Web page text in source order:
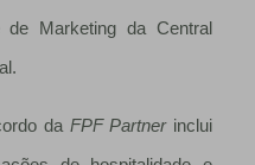
de Marketing da Central
da FPF Partnerinclui